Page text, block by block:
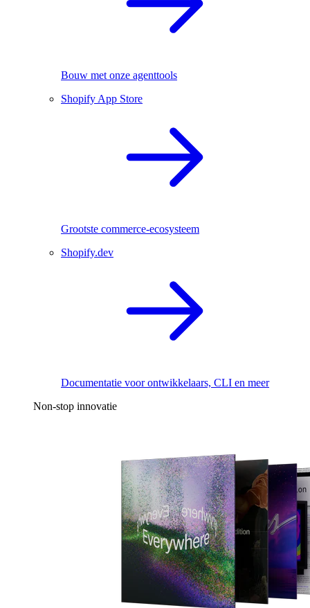
Bouw met onze agenttools
Shopify App Store
Grootste commerce-ecosysteem
Shopify.dev
Documentatie voor ontwikkelaars, CLI en meer
Non-stop innovatie